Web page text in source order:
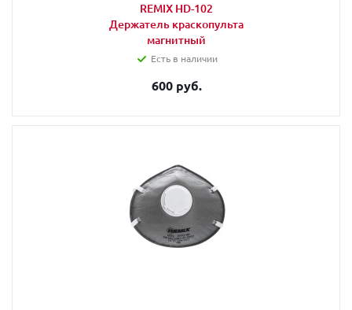
REMIX HD-102
Держатель краскопульта
магнитный
Есть в наличии
600 руб.